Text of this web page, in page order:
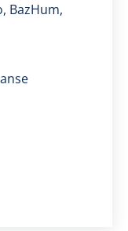
​BazHum,